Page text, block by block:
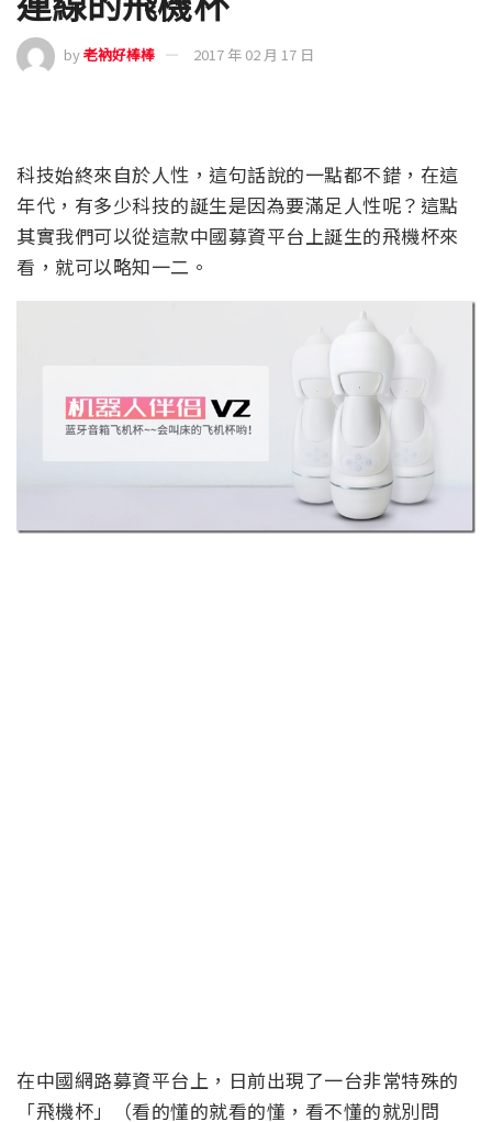
by老衲好棒棒 2017 年 02 月 17 日
科技始終來自於人性，這句話說的一點都不錯，在這
年代，有多少科技的誕生是因為要滿足人性呢？這點
其實我們可以從這款中國募資平台上誕生的飛機杯來
看，就可以略知一二。
在中國網路募資平台上，日前出現了一台非常特殊的
「飛機杯」（看的懂的就看的懂，看不懂的就別問